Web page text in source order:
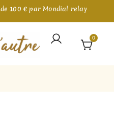
100 € par Mondial relay
0